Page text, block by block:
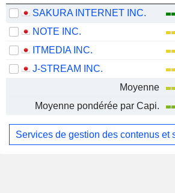
SAKURA INTERNET INC.
NOTE INC.
ITMEDIA INC.
J-STREAM INC.
Moyenne
Moyenne pondérée par Capi.
Services de gestion des contenus et